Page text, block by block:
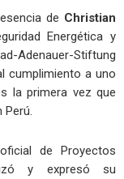
de Christian
Energética y
Adenauer-Stiftung
cumplimiento a uno
la primera vez que
de Proyectos
y expresó su